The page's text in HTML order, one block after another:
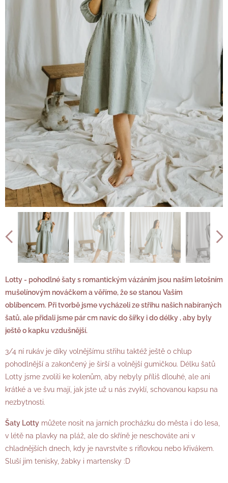
Lotty - pohodlné šaty s romantickým vázáním jsou naším letošním
mušelínovým nováčkem a věříme, že se stanou Vaším
oblíbencem. Při tvorbě jsme vycházeli ze střihu našich nabíraných
šatů, ale přidali jsme pár cm navíc do šířky i do délky , aby byly
ještě o kapku vzdušnější.
3/4 ní rukáv je díky volnějšímu střihu taktéž ještě o chlup
pohodlnější a zakončený je širší a volnější gumičkou. Délku šatů
Lotty jsme zvolili ke kolenům, aby nebyly příliš dlouhé, ale ani
krátké a ve švu mají, jak jste už u nás zvyklí, schovanou kapsu na
nezbytnosti.
Šaty Lotty můžete nosit na jarních procházku do města i do lesa,
v létě na plavky na pláž, ale do skříně je neschováte ani v
chladnějších dnech, kdy je navrstvíte s riflovkou nebo křivákem.
Sluší jim tenisky, žabky i martensky :D